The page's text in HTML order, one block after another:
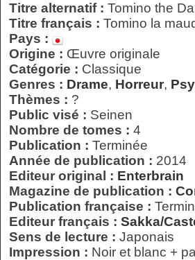
Titre alternatif : Tomino the
Titre français : Tomino la
Pays :
Origine : Œuvre originale
Catégorie : Classique
Genres : Drame, Horreur,
Thèmes : ?
Public visé : Seinen
Nombre de tomes : 4
Publication : Terminée
Année de publication : 2014
Editeur original : Enterbrain
Magazine de publication :
Publication française :
Editeur français : Sakka/
Sens de lecture : Japonais
Impression : Noir et blanc +